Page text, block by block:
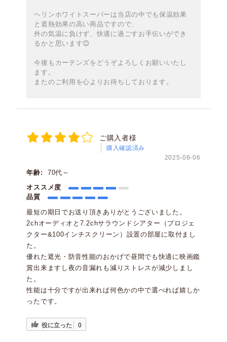
ヘリンホワイトスーパーは当店の中でも保温効果
と遮熱効果の高い商品ですので、
外の気温に負けず、快適に過ごすお手伝いができ
るかと思います😊
今後もカーテンズをどうぞよろしくお願いいたし
ます。
またのご利用を心よりお待ちしております。
ご購入者様
購入確認済み
2025-08-06
年齢:
70代～
オススメ度
品質
最短の期日でお送り頂きありがとうございました。
2chオーディオと7.2chサラウンドシアター（プロジェ
クター&100インチスクリーン）設置の部屋に取付まし
た。
優れた遮光・防音性能のおかげで昼間でも快適に映画鑑
賞出来ますし夜の音漏れも減りストレスが減少しまし
た。
性能は十分ですが出来れば何色かの中で選べれば嬉しか
ったです。
役に立った 0